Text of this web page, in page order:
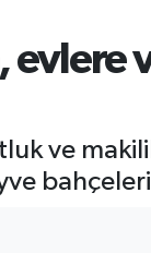
evlere
ve